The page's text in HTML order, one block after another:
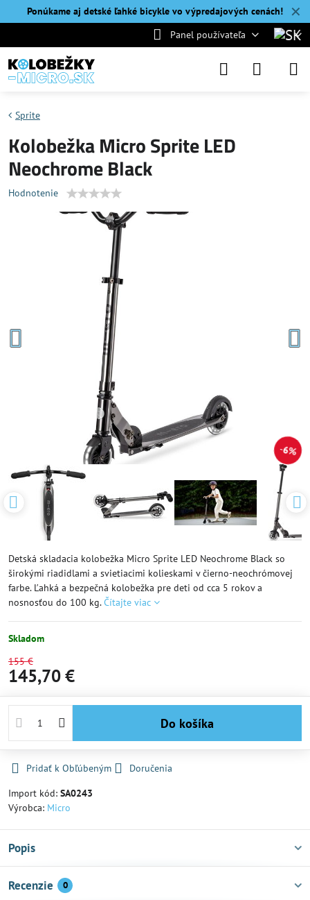
✕
Ponúkame aj detské ľahké bicykle vo výpredajových cenách!
Panel používateľa
6%
Sprite
Kolobežka Micro Sprite LED
Neochrome Black
Hodnotenie
Detská skladacia kolobežka Micro Sprite LED Neochrome Black so
širokými riadidlami a svietiacimi kolieskami v čierno-neochrómovej
farbe. Ľahká a bezpečná kolobežka pre deti od cca 5 rokov a
nosnosťou do 100 kg.Čítajte viac
Skladom
155 €
145,70 €
Do košíka
Pridať k Obľúbeným
Doručenia
Import kód: SA0243
Výrobca: Micro
Popis
Recenzie 0